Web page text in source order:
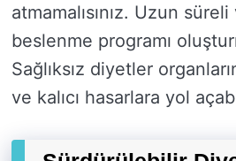
atmamalısınız. Uzun
beslenme programı
Sağlıksız diyetler
ve kalıcı hasarlara yol